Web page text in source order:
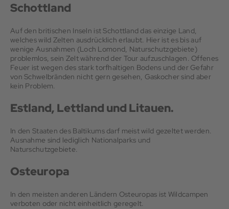
Schottland
Auf den britischen Inseln ist Schottland das einzige Land,
welches wild Zelten ausdrücklich erlaubt. Hier ist es bis auf
wenige Ausnahmen (Loch Lomond, Naturschutzgebiete)
problemlos, sein Zelt während der Tour aufzuschlagen. Offenes
Feuer ist wegen des stark torfhaltigen Bodens und der Gefahr
von Schwelbränden nicht gern gesehen, Gaskocher sind aber
kein Problem.
Estland, Lettland und Litauen.
In den Staaten des Baltikums darf meist wild gezeltet werden.
Ausnahme sind lediglich Nationalparks und
Naturschutzgebiete.
Osteuropa
In den meisten anderen Ländern Osteuropas ist Wildcampen
verboten oder nicht einheitlich geregelt.